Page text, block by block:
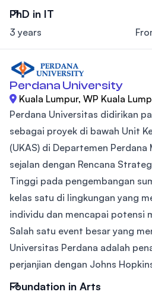
PhD in IT
3 years
Perdana University
Kuala Lumpur, WP Kuala
Perdana Universitas didirikan
sebagai proyek di bawah Unit
(UKAS) di Departemen
sejalan dengan Rencana
Tinggi pada pengembangan
kelas satu di lingkungan yang
individu dan mencapai potensi
Salah satu event besar yang
Universitas Perdana adalah
perjanjian dengan Johns
Foundation in Arts